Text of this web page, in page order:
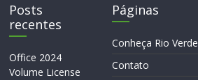
Posts
recentes
Office 2024
Volume License
Páginas
Conheça Rio Verde
Contato